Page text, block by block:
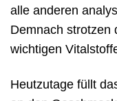
alle anderen
Demnach strotzen
wichtigen
Heutzutage füllt